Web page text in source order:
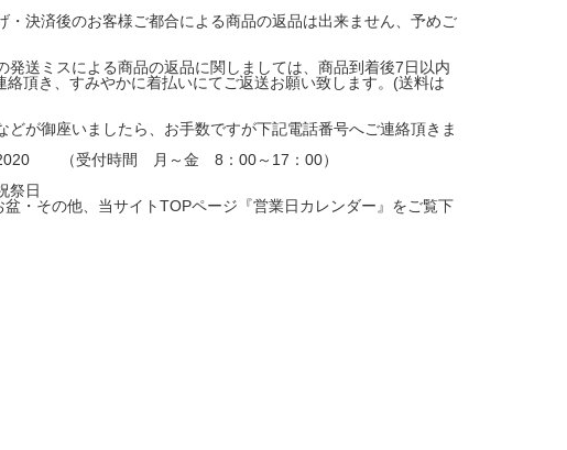
・決済後のお客様ご都合による商品の返品は出来ません、予めご
発送ミスによる商品の返品に関しましては、商品到着後7日以内
絡頂き、すみやかに着払いにてご返送お願い致します。(送料は
どが御座いましたら、お手数ですが下記電話番号へご連絡頂きま
（受付時間 月～金 8：00～17：00）
祭日
その他、当サイトTOPページ『営業日カレンダー』をご覧下